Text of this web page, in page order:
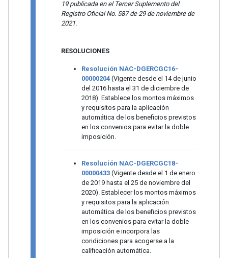
19 publicada en el Tercer Suplemento del
Registro Oficial No. 587 de 29 de noviembre de
2021.
RESOLUCIONES
Resolución NAC-DGERCGC16-
00000204(Vigente desde el 14 de junio
del 2016 hasta el 31 de diciembre de
2018). Establece los montos máximos
y requisitos para la aplicación
automática de los beneficios previstos
en los convenios para evitar la doble
imposición.
Resolución NAC-DGERCGC18-
00000433(Vigente desde el 1 de enero
de 2019 hasta el 25 de noviembre del
2020). Establecer los montos máximos
y requisitos para la aplicación
automática de los beneficios previstos
en los convenios para evitar la doble
imposición e incorpora las
condiciones para acogerse a la
calificación automática.